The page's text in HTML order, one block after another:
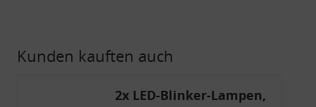
Kunden kauften auch
2x LED-Blinker-Lampen,